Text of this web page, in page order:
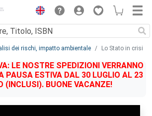
dei rischi, impatto ambientale Lo Stato in crisi
LE NOSTRE SPEDIZIONI VERRANNO
PAUSA ESTIVA DAL 30 LUGLIO AL 23
(INCLUSI). BUONE VACANZE!